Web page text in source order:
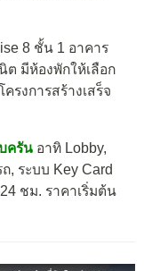
8 ชั้น 1 อาคาร
ต มีห้องพักให้เลือก
รงการสร้างเสร็จ
ครัน อาทิ Lobby,
, ระบบ Key Card
ชม. ราคาเริ่มต้น